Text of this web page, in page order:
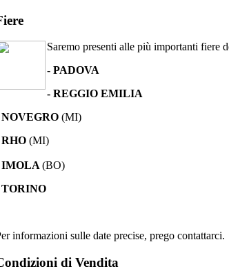
Saremo presenti alle più importanti fiere
- PADOVA
- REGGIO EMILIA
NOVEGRO(MI)
(MI)
IMOLA (BO)
TORINO
informazioni sulle date precise, prego contattarci.
di Vendita